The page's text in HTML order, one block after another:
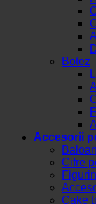
Botez
Accesorii
Cifre
Cake